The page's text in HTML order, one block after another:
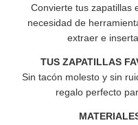
Convierte tus zapatillas
necesidad de
extraer e
TUS ZAPATILLAS
Sin tacón molesto y sin
regalo perfecto